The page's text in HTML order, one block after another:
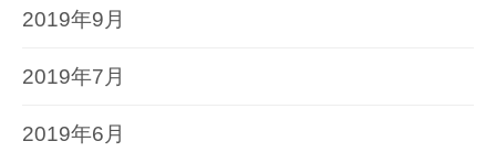
2019年9月
2019年7月
2019年6月